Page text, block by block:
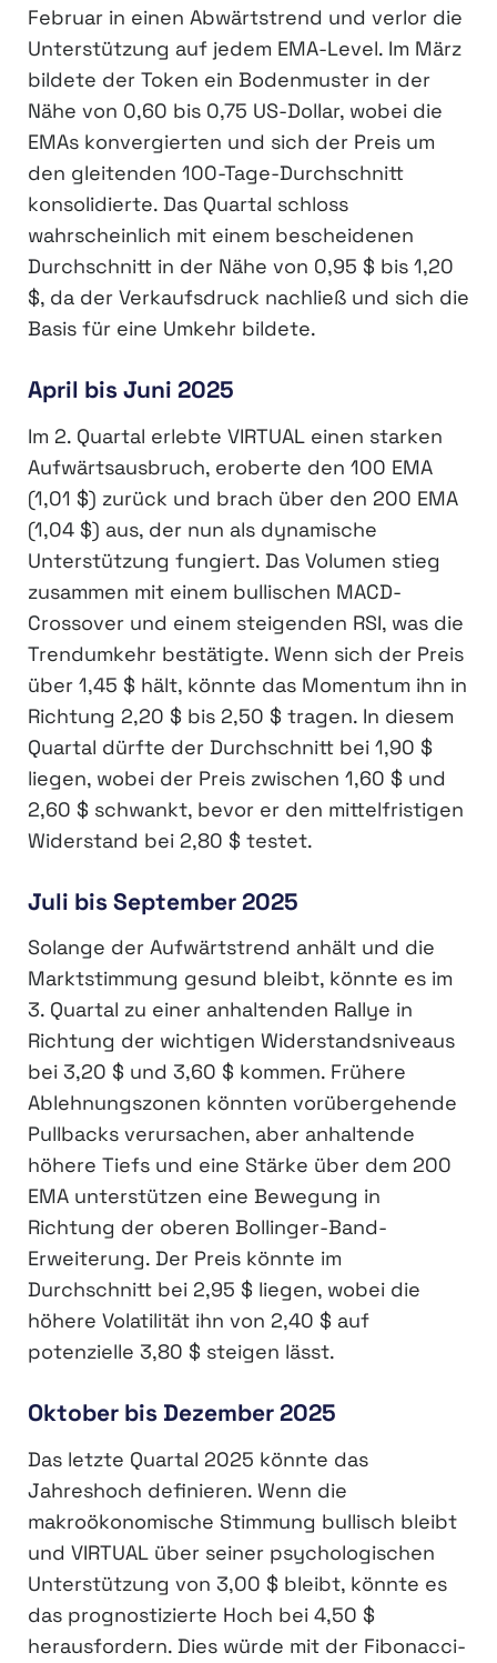
Februar in einen Abwärtstrend und verlor die
Unterstützung auf jedem EMA-Level. Im März
bildete der Token ein Bodenmuster in der
Nähe von 0,60 bis 0,75 US-Dollar, wobei die
EMAs konvergierten und sich der Preis um
den gleitenden 100-Tage-Durchschnitt
konsolidierte. Das Quartal schloss
wahrscheinlich mit einem bescheidenen
Durchschnitt in der Nähe von 0,95 $ bis 1,20
$, da der Verkaufsdruck nachließ und sich die
Basis für eine Umkehr bildete.
April bis Juni 2025
Im 2. Quartal erlebte VIRTUAL einen starken
Aufwärtsausbruch, eroberte den 100 EMA
(1,01 $) zurück und brach über den 200 EMA
(1,04 $) aus, der nun als dynamische
Unterstützung fungiert. Das Volumen stieg
zusammen mit einem bullischen MACD-
Crossover und einem steigenden RSI, was die
Trendumkehr bestätigte. Wenn sich der Preis
über 1,45 $ hält, könnte das Momentum ihn in
Richtung 2,20 $ bis 2,50 $ tragen. In diesem
Quartal dürfte der Durchschnitt bei 1,90 $
liegen, wobei der Preis zwischen 1,60 $ und
2,60 $ schwankt, bevor er den mittelfristigen
Widerstand bei 2,80 $ testet.
Juli bis September 2025
Solange der Aufwärtstrend anhält und die
Marktstimmung gesund bleibt, könnte es im
3. Quartal zu einer anhaltenden Rallye in
Richtung der wichtigen Widerstandsniveaus
bei 3,20 $ und 3,60 $ kommen. Frühere
Ablehnungszonen könnten vorübergehende
Pullbacks verursachen, aber anhaltende
höhere Tiefs und eine Stärke über dem 200
EMA unterstützen eine Bewegung in
Richtung der oberen Bollinger-Band-
Erweiterung. Der Preis könnte im
Durchschnitt bei 2,95 $ liegen, wobei die
höhere Volatilität ihn von 2,40 $ auf
potenzielle 3,80 $ steigen lässt.
Oktober bis Dezember 2025
Das letzte Quartal 2025 könnte das
Jahreshoch definieren. Wenn die
makroökonomische Stimmung bullisch bleibt
und VIRTUAL über seiner psychologischen
Unterstützung von 3,00 $ bleibt, könnte es
das prognostizierte Hoch bei 4,50 $
herausfordern. Dies würde mit der Fibonacci-